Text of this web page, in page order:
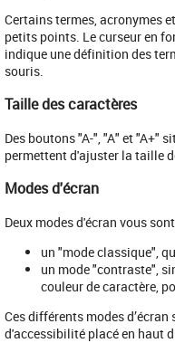
Certains termes, acronymes
petits points. Le curseur en
indique une définition des
souris.
Taille des caractères
Des boutons "A-", "A" et "A+"
permettent d'ajuster la taille
Modes d'écran
Deux modes d'écran vous
un "mode classique",
un mode "contraste",
couleur de caractère,
Ces différents modes
d'accessibilité placé en haut